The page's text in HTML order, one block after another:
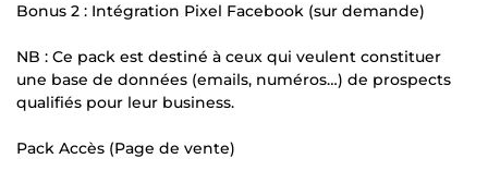
Bonus 2 : Intégration Pixel Facebook (sur demande)
NB : Ce pack est destiné à ceux qui veulent constituer
une base de données (emails, numéros…) de prospects
qualifiés pour leur business.
Pack Accès (Page de vente)